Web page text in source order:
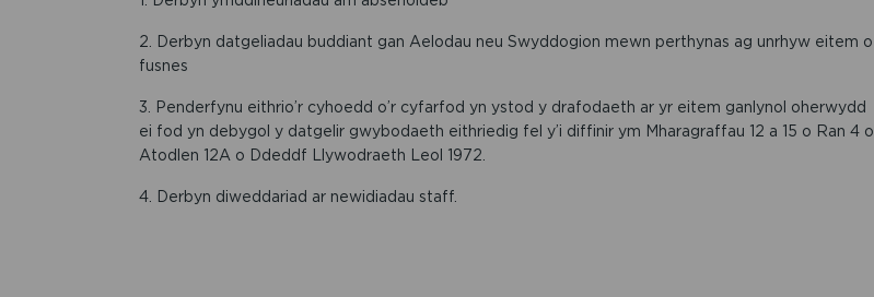
2. Derbyn datgeliadau buddiant gan Aelodau neu Swyddogion mewn perthynas ag unrhyw eitem o
fusnes
3. Penderfynu eithrio’r cyhoedd o’r cyfarfod yn ystod y drafodaeth ar yr eitem ganlynol oherwydd
ei fod yn debygol y datgelir gwybodaeth eithriedig fel y’i diffinir ym Mharagraffau 12 a 15 o Ran 4 o
Atodlen 12A o Ddeddf Llywodraeth Leol 1972.
4. Derbyn diweddariad ar newidiadau staff.